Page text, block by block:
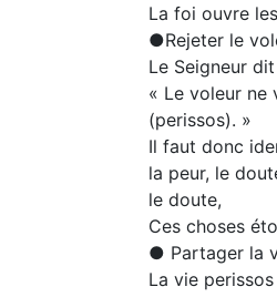
La foi ouvre
●Rejeter le
Le Seigneur
« Le voleur ne
(perissos). »
Il faut donc
la peur, le
le doute,
Ces choses
● Partager la
La vie